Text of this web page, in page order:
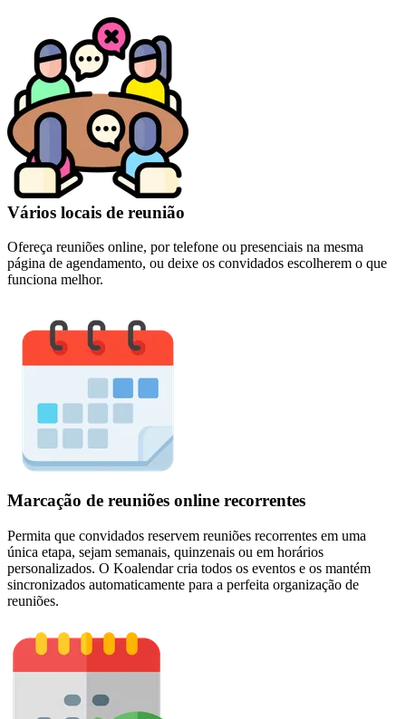
Vários locais de reunião
Ofereça reuniões online, por telefone ou presenciais na mesma
página de agendamento, ou deixe os convidados escolherem o que
funciona melhor.
Marcação de reuniões online recorrentes
Permita que convidados reservem reuniões recorrentes em uma
única etapa, sejam semanais, quinzenais ou em horários
personalizados. O Koalendar cria todos os eventos e os mantém
sincronizados automaticamente para a perfeita organização de
reuniões.